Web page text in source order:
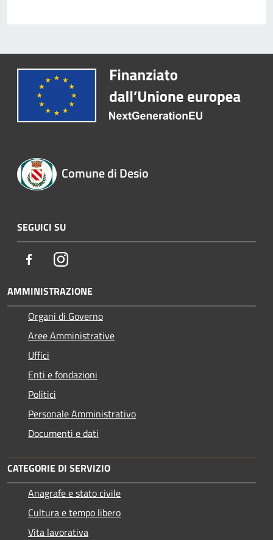
Comune di Desio
SEGUICI SU
FacebookInstagram
AMMINISTRAZIONE
Organi di Governo
Aree Amministrative
Uffici
Enti e fondazioni
Politici
Personale Amministrativo
Documenti e dati
CATEGORIE DI SERVIZIO
Anagrafe e stato civile
Cultura e tempo libero
Vita lavorativa